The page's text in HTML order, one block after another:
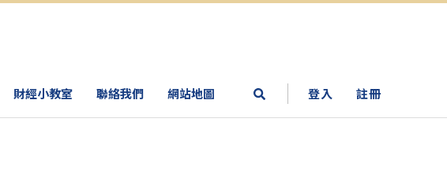
財經小教室 聯絡我們 網站地圖 登入 註冊